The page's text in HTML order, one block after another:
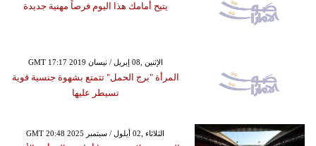
يتيح أمامك هذا اليوم فرصاً مهنية جديدة
GMT 17:17 2019 الإثنين ,08 إبريل / نيسان
المرأة "برج الحمل" تتمتع بشهوة جنسية قوية
تسيطر عليها
GMT 20:48 2025 الثلاثاء ,02 أيلول / سبتمبر